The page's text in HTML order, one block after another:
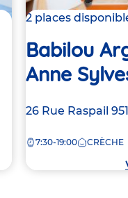
2 places
Babilou
Anne
Adresse
la
26 Rue Raspail
7:30-19:00 CRÈCHE